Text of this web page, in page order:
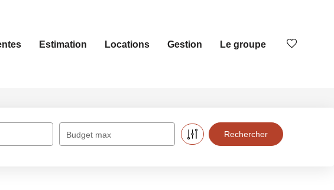
Estimation Locations Gestion Le groupe
Budget max